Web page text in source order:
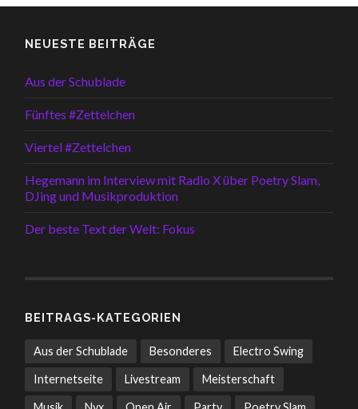
NEUESTE BEITRÄGE
Aus der Schublade
Fünftes #Zettelchen
Viertel #Zettelchen
Hegemann im Interview mit Radio X über Poetry Slam,
DJing und Musikproduktion
Der beste Text der Welt: Fokus
BEITRAGS-KATEGORIEN
Aus der Schublade Besonderes Electro Swing
Internetseite Livestream Meisterschaft